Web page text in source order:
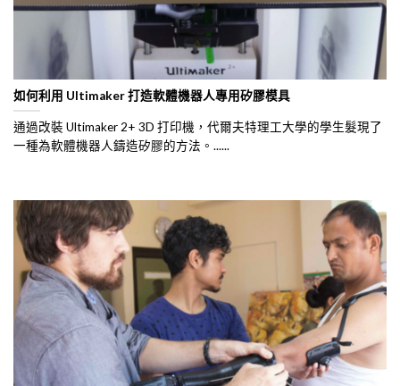
如何利用 Ultimaker 打造軟體機器人專用矽膠模具
通過改裝 Ultimaker 2+ 3D 打印機，代爾夫特理工大學的學生髮現了
一種為軟體機器人鑄造矽膠的方法。......